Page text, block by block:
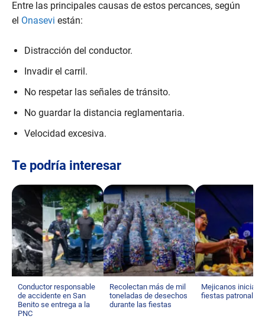
Entre las principales causas de estos percances, según
el Onasevi están:
Distracción del conductor.
Invadir el carril.
No respetar las señales de tránsito.
No guardar la distancia reglamentaria.
Velocidad excesiva.
Te podría interesar
Conductor responsable
de accidente en San
Benito se entrega a la
PNC
Recolectan más de mil
toneladas de desechos
durante las fiestas
Mejicanos inicia
fiestas patronales